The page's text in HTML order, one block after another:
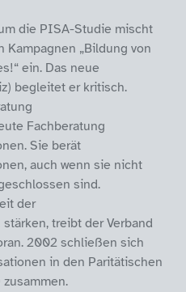
die PISA-Studie mischt
Kampagnen „Bildung von
ein. Das neue
begleitet er kritisch.
Fachberatung
Sie berät
auch wenn sie nicht
sind.
der
treibt der Verband
2002 schließen sich
in den Paritätischen